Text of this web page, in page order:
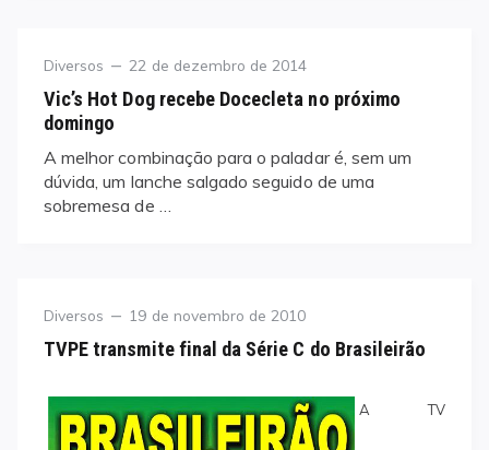
Category
Diversos
Posted
22 de dezembro de 2014
Vic’s Hot Dog recebe Docecleta no próximo
domingo
A melhor combinação para o paladar é, sem um
dúvida, um lanche salgado seguido de uma
sobremesa de …
Category
Diversos
Posted
19 de novembro de 2010
TVPE transmite final da Série C do Brasileirão
A TV